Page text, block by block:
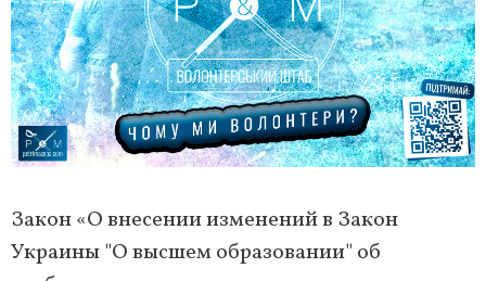
Закон «О внесении изменений в Закон
Украины "О высшем образовании" об